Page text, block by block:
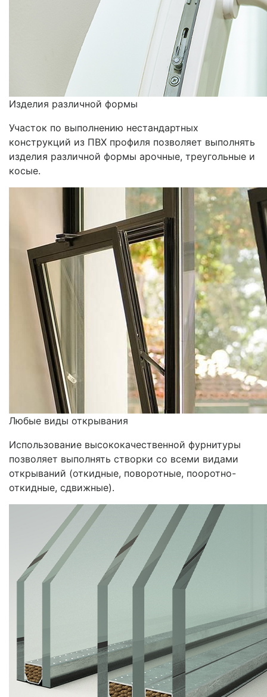
Изделия различной формы
Участок по выполнению нестандартных
конструкций из ПВХ профиля позволяет выполнять
изделия различной формы арочные, треугольные и
косые.
Любые виды открывания
Использование высококачественной фурнитуры
позволяет выполнять створки со всеми видами
открываний (откидные, поворотные, пооротно-
откидные, сдвижные).